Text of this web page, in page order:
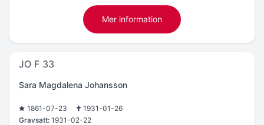
Mer information
JO F 33
Sara Magdalena Johansson
1861-07-23
1931-01-26
Gravsatt: 1931-02-22